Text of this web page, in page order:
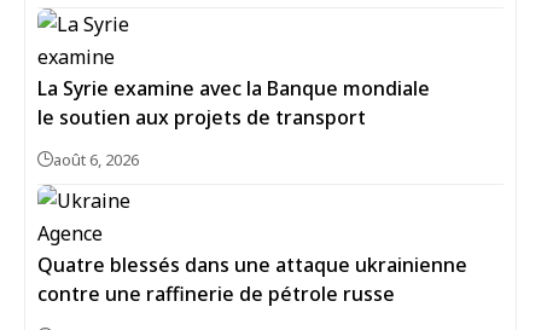
La Syrie examine avec la Banque mondiale
le soutien aux projets de transport
août 6, 2026
Quatre blessés dans une attaque ukrainienne
contre une raffinerie de pétrole russe